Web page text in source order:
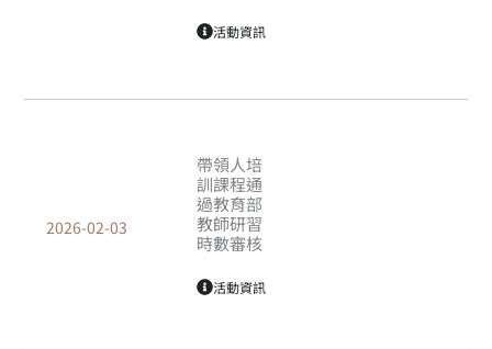
活動資訊
2026-02-03
帶領人培
訓課程通
過教育部
教師研習
時數審核
活動資訊